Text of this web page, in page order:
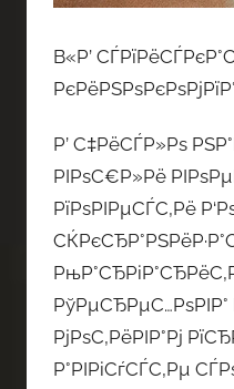
В«Р’
Р’ С‡РёСЃР»Рѕ
РІРѕС€Р»Рё
РїРѕРІРµСЃС‚Рё
РјРѕС‚РёРІР°Рј
Р°РІРіСѓСЃС‚Рµ